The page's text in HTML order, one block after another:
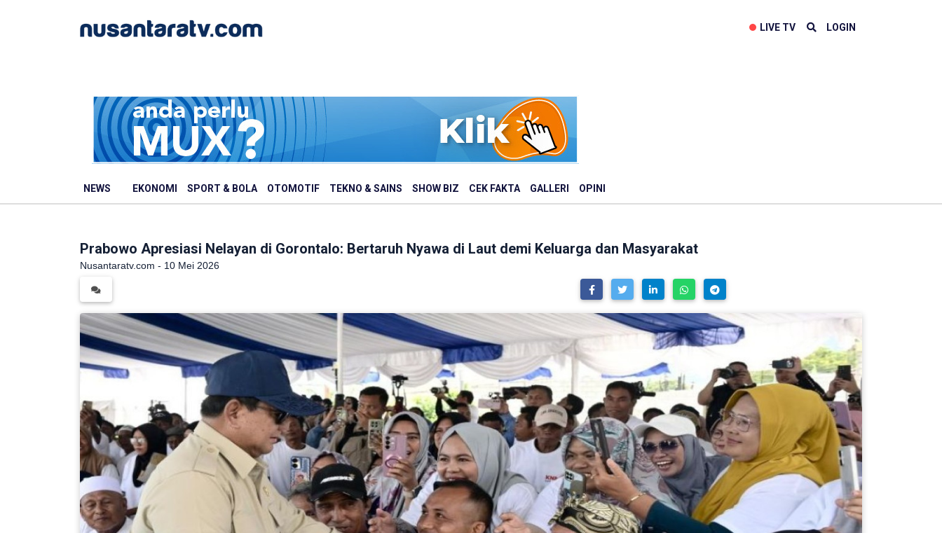
LIVE TV LOGIN
NEWS EKONOMI SPORT & BOLA OTOMOTIF TEKNO & SAINS SHOW BIZ CEK FAKTA GALLERI OPINI
Prabowo Apresiasi Nelayan di Gorontalo: Bertaruh Nyawa di Laut demi Keluarga dan Masyarakat
Nusantaratv.com - 10 Mei 2026